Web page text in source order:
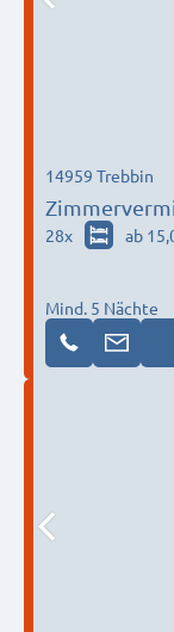
14959 Trebbin
28x ab
Mind. 5 Nächte